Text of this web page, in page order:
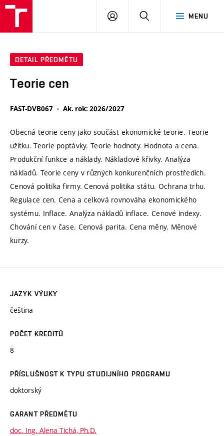
MENU
PŘIHLÁSIT
DETAIL PŘEDMĚTU
Teorie cen
FAST-DVB067 Ak. rok: 2026/2027
Obecná teorie ceny jako součást ekonomické teorie. Teorie
užitku. Teorie poptávky. Teorie hodnoty. Hodnota a cena.
Produkční funkce a náklady. Nákladové křivky. Analýza
nákladů. Teorie ceny v různých konkurenčních prostředích.
Cenová politika firmy. Cenová politika státu. Ochrana trhu.
Regulace cen. Cena a celková rovnováha ekonomického
systému. Inflace. Analýza nákladů inflace. Cenové indexy.
Chování cen v čase. Cenová parita. Cena měny. Měnové
kurzy.
JAZYK VÝUKY
čeština
POČET KREDITŮ
8
PŘÍSLUŠNOST K TYPU STUDIJNÍHO PROGRAMU
doktorský
GARANT PŘEDMĚTU
doc. Ing. Alena Tichá, Ph.D.